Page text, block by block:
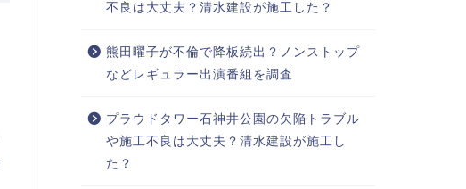
不良は大丈夫？清水建設が施工した？
熊田曜子が不倫で降板続出？ノンストップ
などレギュラー出演番組を調査
プラウドタワー石神井公園の欠陥トラブル
や施工不良は大丈夫？清水建設が施工し
た？